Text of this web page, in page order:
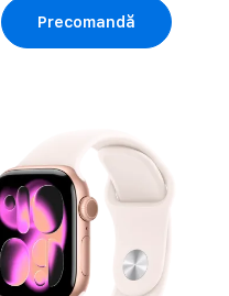
Precomandă